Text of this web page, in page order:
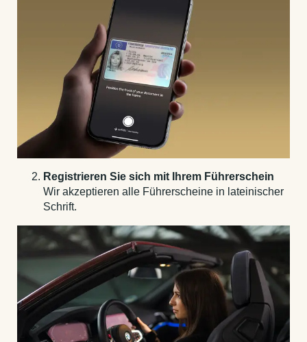
Registrieren Sie sich mit Ihrem Führerschein
Wir akzeptieren alle Führerscheine in lateinischer
Schrift.